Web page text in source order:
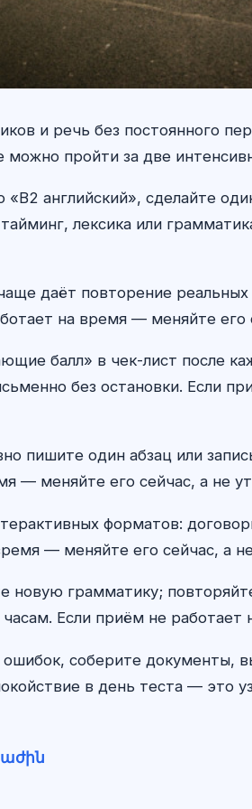
и речь без постоянного
пройти за две
английский», сделайте
лексика или
даёт повторение
на время — меняйте его
балл» в чек-лист после
без остановки. Если
пишите один абзац или
— меняйте его сейчас, а не
форматов:
— меняйте его сейчас, а
новую грамматику;
Если приём не
соберите документы,
в день теста — это